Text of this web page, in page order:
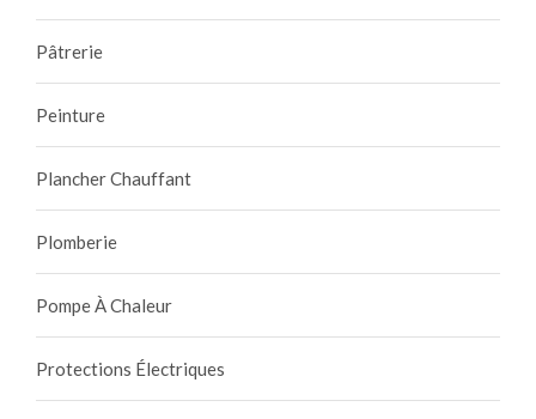
Pâtrerie
Peinture
Plancher Chauffant
Plomberie
Pompe À Chaleur
Protections Électriques